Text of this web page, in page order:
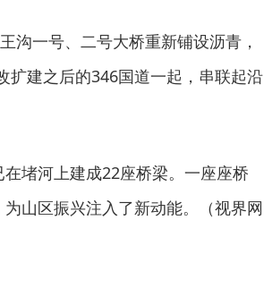
沟一号、二号大桥重新铺设沥青，
扩建之后的346国道一起，串联起沿
堵河上建成22座桥梁。一座座桥
山区振兴注入了新动能。（视界网